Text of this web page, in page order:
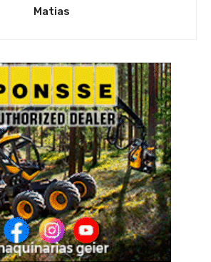
Matias